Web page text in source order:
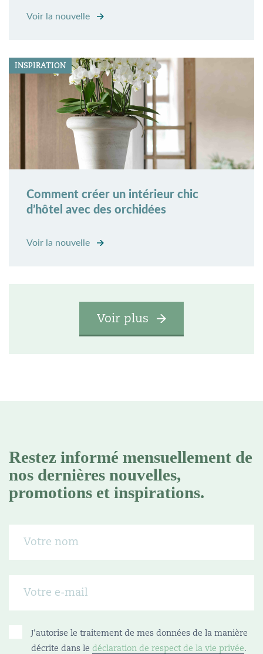
Voir la nouvelle
INSPIRATION
Comment créer un intérieur chic
d’hôtel avec des orchidées
Voir la nouvelle
Voir plus
Restez informé mensuellement de
nos dernières nouvelles,
promotions et inspirations.
J'autorise le traitement de mes données de la manière
décrite dans le déclaration de respect de la vie privée.